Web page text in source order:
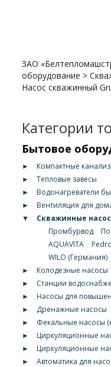
ЗАО
оборудование >
Насос скважинный
Категории
Бытовое
►
Компактные
►
Тепловые завесы
►
Водонагреватели
►
Вентиляция для
▼
Скважинные
Промбурвод
AQUAVITA
WILO (Германия)
►
Колодезные насосы
►
Станции
►
Насосы для
►
Дренажные насосы
►
Фекальные насосы
►
Циркуляционные
►
Циркуляционные
►
Автоматика для